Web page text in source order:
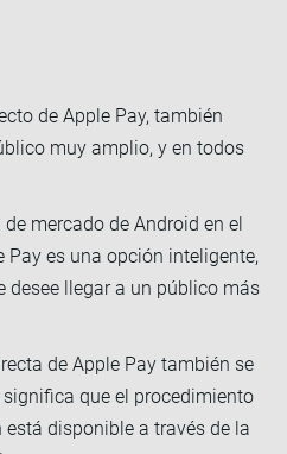
de Apple Pay, también
muy amplio, y en todos
mercado de Android en el
Pay es una opción inteligente,
desee llegar a un público más
de Apple Pay también se
que el procedimiento
disponible a través de la